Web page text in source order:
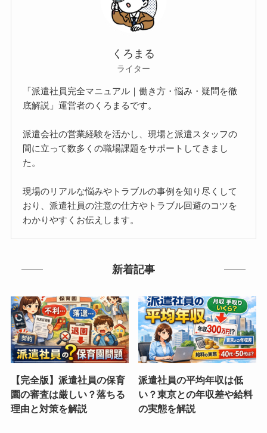
くろまる
ライター
「派遣社員完全マニュアル｜働き方・悩み・疑問を徹
底解説」運営者のくろまるです。
派遣会社の営業経験を活かし、現場と派遣スタッフの
間に立って数多くの職場課題をサポートしてきまし
た。
現場のリアルな悩みやトラブルの事例を知り尽くして
おり、派遣社員の注意の仕方やトラブル回避のコツを
わかりやすくお伝えします。
新着記事
【完全版】派遣社員の保育
園の審査は厳しい？落ちる
理由と対策を解説
派遣社員の平均年収は低
い？東京との年収差や給料
の実態を解説